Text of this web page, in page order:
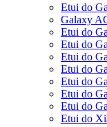
Etui do
Galaxy
Etui do
Etui do
Etui do
Etui do
Etui do
Etui do
Etui do
Etui do